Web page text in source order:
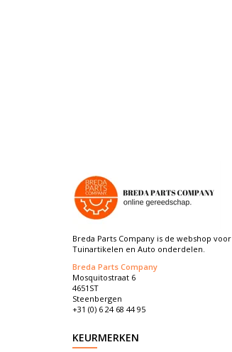
Breda Parts Company is de webshop voor
Tuinartikelen en Auto onderdelen.
Breda Parts Company
Mosquitostraat 6
4651ST
Steenbergen
+31 (0) 6 24 68 44 95
KEURMERKEN